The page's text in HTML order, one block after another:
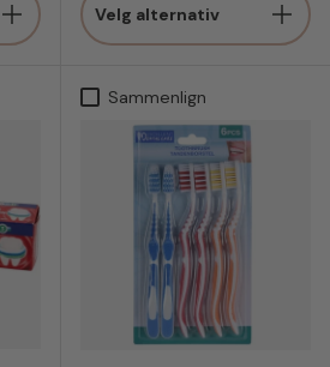
Velg alternativ
Sammenlign